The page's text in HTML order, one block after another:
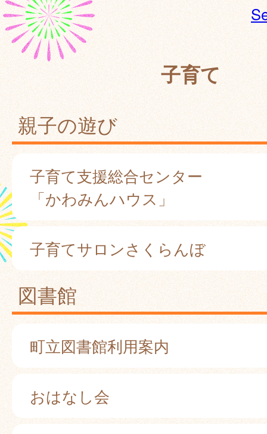
子育て
親子の遊び
子育て支援総合センター
「かわみんハウス」
子育てサロンさくらんぼ
図書館
町立図書館利用案内
おはなし会